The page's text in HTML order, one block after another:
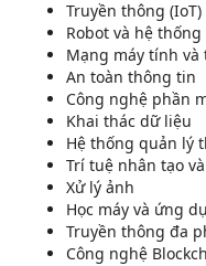
Truyền thông (IoT)
Robot và hệ
Mạng máy tính
An toàn thông tin
Công nghệ phần
Khai thác dữ liệu
Hệ thống quản lý
Trí tuệ nhân tạo
Xử lý ảnh
Học máy và ứng
Truyền thông đa
Công nghệ